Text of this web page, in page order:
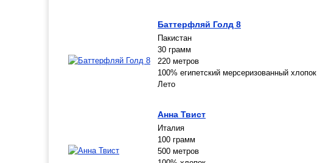
Баттерфляй Голд 8
Пакистан
30 грамм
220 метров
100% египетский мерсеризованный хлопок
Лето
Анна Твист
Италия
100 грамм
500 метров